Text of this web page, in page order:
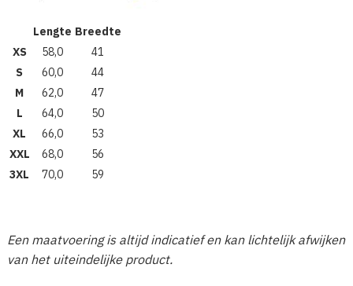
Lengte Breedte
XS
58,0
41
S
60,0
44
M
62,0
47
L
64,0
50
XL
66,0
53
XXL
68,0
56
3XL
70,0 59
Een maatvoering is altijd indicatief en kan lichtelijk afwijken
van het uiteindelijke product.